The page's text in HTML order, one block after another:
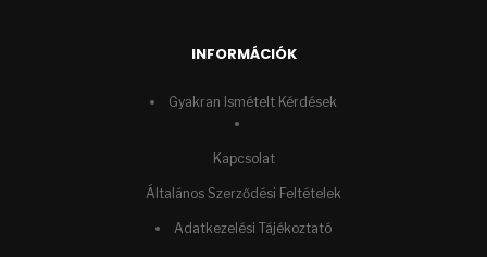
INFORMÁCIÓK
Gyakran Ismételt Kérdések
Kapcsolat
Általános Szerződési Feltételek
Adatkezelési Tájékoztató